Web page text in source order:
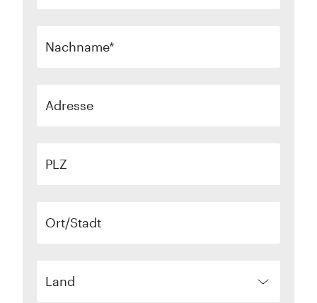
Nachname
Adresse
PLZ
Ort/Stadt
Land